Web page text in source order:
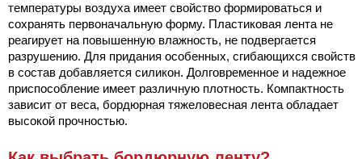
температуры воздуха имеет свойство формироваться и
сохранять первоначальную форму. Пластиковая лента не
реагирует на повышенную влажность, не подвергается
разрушению. Для придания особенных, сгибающихся свойств
в состав добавляется силикон. Долговременное и надежное
приспособление имеет различную плотность. Компактность
зависит от веса, бордюрная тяжеловесная лента обладает
высокой прочностью.